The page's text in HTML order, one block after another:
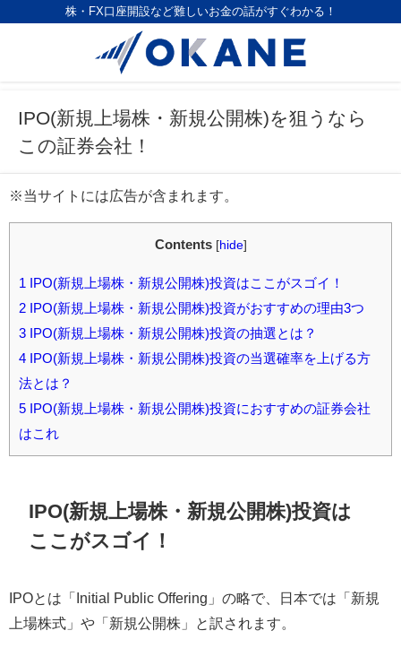
株・FX口座開設など難しいお金の話がすぐわかる！
IPO(新規上場株・新規公開株)を狙うなら
この証券会社！
※当サイトには広告が含まれます。
Contents [hide]
1 IPO(新規上場株・新規公開株)投資はここがスゴイ！
2 IPO(新規上場株・新規公開株)投資がおすすめの理由3つ
3 IPO(新規上場株・新規公開株)投資の抽選とは？
4 IPO(新規上場株・新規公開株)投資の当選確率を上げる方
法とは？
5 IPO(新規上場株・新規公開株)投資におすすめの証券会社
はこれ
IPO(新規上場株・新規公開株)投資は
ここがスゴイ！
IPOとは「Initial Public Offering」の略で、日本では「新規
上場株式」や「新規公開株」と訳されます。